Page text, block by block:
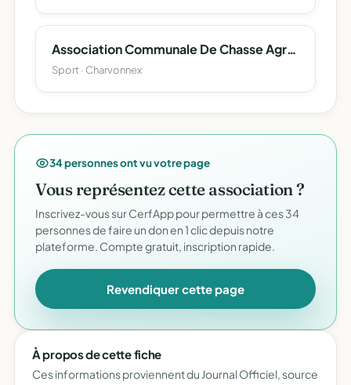
Association Communale De Chasse Agreee De Charvonnex
Sport · Charvonnex
34 personnes ont vu votre page
Vous représentez cette association ?
Inscrivez-vous sur CerfApp pour permettre à ces 34
personnes de faire un don en 1 clic depuis notre
plateforme. Compte gratuit, inscription rapide.
Revendiquer cette page
À propos de cette fiche
Ces informations proviennent du Journal Officiel, source